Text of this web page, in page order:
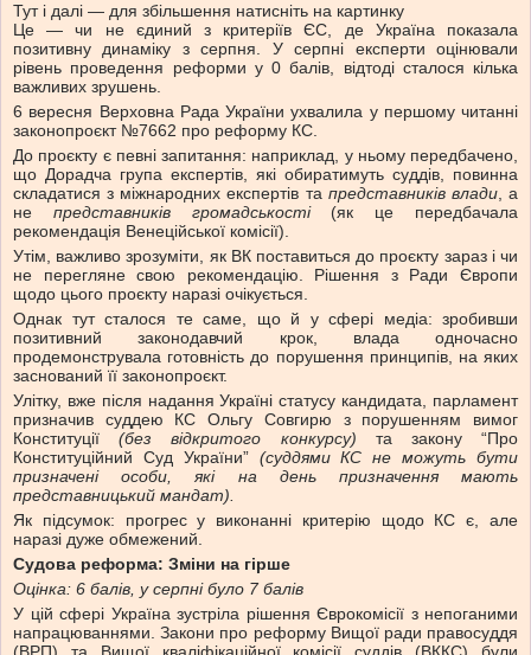
Тут і далі — для збільшення натисніть на картинку
Це — чи не єдиний з критеріїв ЄС, де Україна показала
позитивну динаміку з серпня. У серпні експерти оцінювали
рівень проведення реформи у 0 балів, відтоді сталося кілька
важливих зрушень.
6 вересня Верховна Рада України ухвалила у першому читанні
законопроєкт №7662 про реформу КС.
До проєкту є певні запитання: наприклад, у ньому передбачено,
що Дорадча група експертів, які обиратимуть суддів, повинна
складатися з міжнародних експертів та представників влади, а
не представників громадськості(як це передбачала
рекомендація Венеційської комісії).
Утім, важливо зрозуміти, як ВК поставиться до проєкту зараз і чи
не перегляне свою рекомендацію. Рішення з Ради Європи
щодо цього проєкту наразі очікується.
Однак тут сталося те саме, що й у сфері медіа: зробивши
позитивний законодавчий крок, влада одночасно
продемонструвала готовність до порушення принципів, на яких
заснований її законопроєкт.
Улітку, вже після надання Україні статусу кандидата, парламент
призначив суддею КС Ольгу Совгирю з порушенням вимог
Конституції(без відкритого конкурсу) та закону “Про
Конституційний Суд України” (суддями КС не можуть бути
призначені особи, які на день призначення мають
представницький мандат).
Як підсумок: прогрес у виконанні критерію щодо КС є, але
наразі дуже обмежений.
Судова реформа: Зміни на гірше
Оцінка: 6 балів, у серпні було 7 балів
У цій сфері Україна зустріла рішення Єврокомісії з непоганими
напрацюваннями. Закони про реформу Вищої ради правосуддя